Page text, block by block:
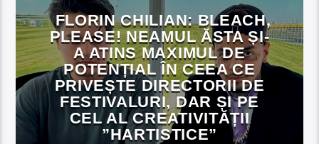
FLORIN CHILIAN: BLEACH,
PLEASE! NEAMUL ĂSTA ȘI-
A ATINS MAXIMUL DE
POTENȚIAL ÎN CEEA CE
PRIVEȘTE DIRECTORII DE
FESTIVALURI, DAR ȘI PE
CEL AL CREATIVITĂȚII
”HARTISTICE”